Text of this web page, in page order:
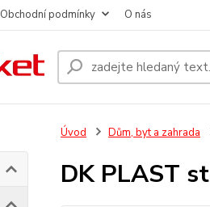
Obchodní podmínky O nás
Úvod Dům, byt a zahrada
DK PLAST